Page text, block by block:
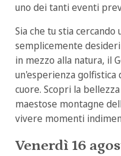
uno dei tanti eventi
Sia che tu stia
semplicemente
in mezzo alla natura, il
un'esperienza golfistica
cuore. Scopri la
maestose montagne
vivere momenti
Venerdì 16